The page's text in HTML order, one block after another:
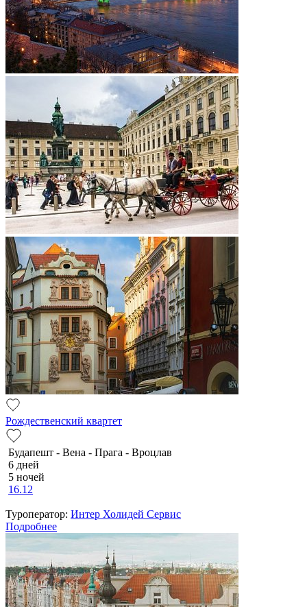
Рождественский квартет
Будапешт - Вена - Прага - Вроцлав
6 дней
5 ночей
16.12
Туроператор: Интер Холидей Сервис
Подробнее